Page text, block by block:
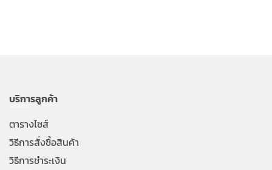
บริการลูกค้า
ตารางไซส์
วิธีการสั่งซื้อสินค้า
วิธีการชำระเงิน